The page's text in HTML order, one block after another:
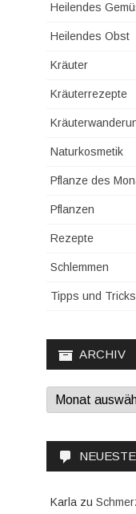
Heilendes
Heilendes Obst
Kräuter
Kräuterrezepte
Naturkosmetik
Pflanze des
Pflanzen
Rezepte
Schlemmen
Tipps und Tricks
ARCHIV
Archiv
Karla zu